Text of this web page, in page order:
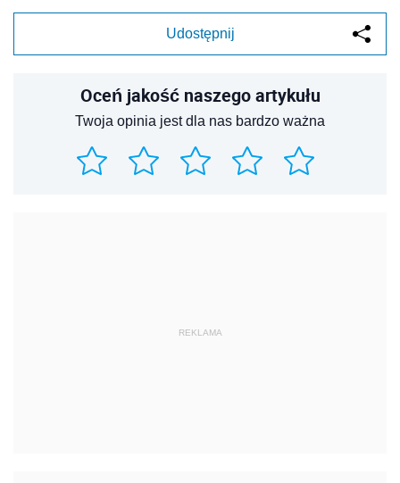
Udostępnij
Oceń jakość naszego artykułu
Twoja opinia jest dla nas bardzo ważna
REKLAMA